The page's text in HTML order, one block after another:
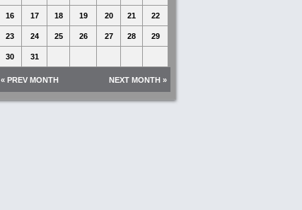
16 17 18 19 20 21 22
23 24 25 26 27 28 29
30 31
« PREV MONTH NEXT MONTH »